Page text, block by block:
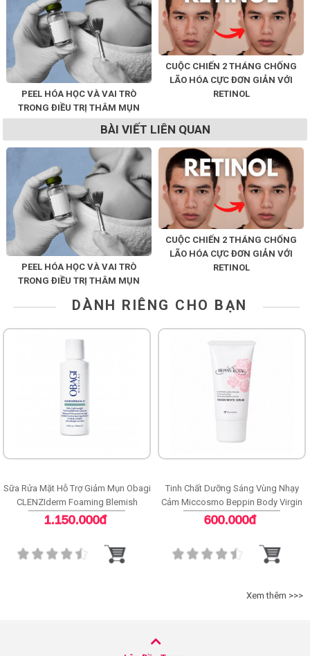
PEEL HÓA HỌC VÀ VAI TRÒ
TRONG ĐIỀU TRỊ THÂM MỤN
CUỘC CHIẾN 2 THÁNG CHỐNG
LÃO HÓA CỰC ĐƠN GIẢN VỚI
RETINOL
BÀI VIẾT LIÊN QUAN
PEEL HÓA HỌC VÀ VAI TRÒ
TRONG ĐIỀU TRỊ THÂM MỤN
CUỘC CHIẾN 2 THÁNG CHỐNG
LÃO HÓA CỰC ĐƠN GIẢN VỚI
RETINOL
DÀNH RIÊNG CHO BẠN
Sữa Rửa Mặt Hỗ Trợ Giảm Mụn Obagi
CLENZIderm Foaming Blemish
Cleanser
1.150.000đ
Tinh Chất Dưỡng Sáng Vùng Nhạy
Cảm Miccosmo Beppin Body Virgin
White Serum
600.000đ
Xem thêm >>>